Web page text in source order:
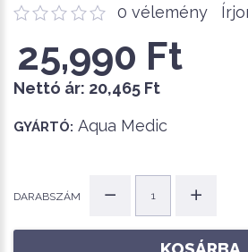
0 vélemény
25,990 Ft
Nettó ár: 20,465 Ft
GYÁRTÓ: Aqua Medic
DARABSZÁM